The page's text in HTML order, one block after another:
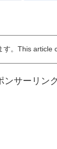
す。This article
ンサーリンク